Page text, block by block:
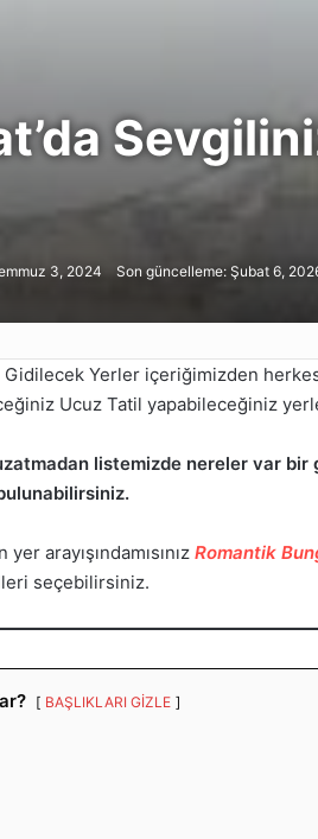
3, 2024 Son güncelleme: Şubat 6,
Yerler içeriğimizden
Ucuz Tatil yapabileceğiniz
listemizde nereler var
arayışındamısınız Romantik
seçebilirsiniz.
BAŞLIKLARI GİZLE